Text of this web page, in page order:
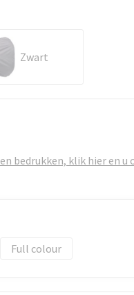
Zwart
bedrukken, klik hier en
Full colour